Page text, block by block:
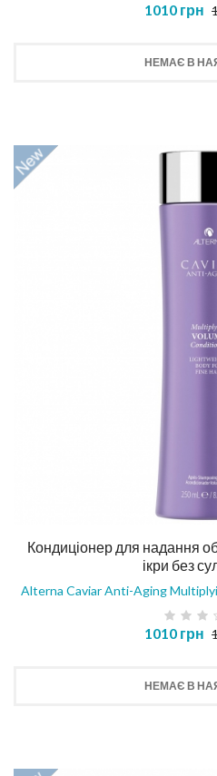
1010 грн
НЕМАЄ В
Кондиціонер для надання
ікри без
Alterna Caviar Anti-Aging
1010 грн
НЕМАЄ В